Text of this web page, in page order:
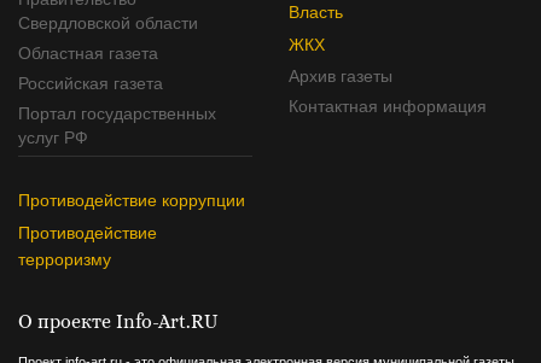
Свердловской области
Областная газета
Российская газета
Портал государственных
услуг РФ
Противодействие коррупции
Противодействие
терроризму
Власть
ЖКХ
Архив газеты
Контактная информация
О проекте Info-Art.RU